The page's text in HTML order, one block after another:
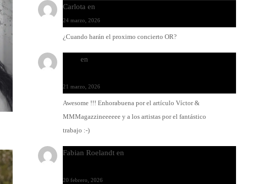
Carlota en
24 marzo, 2026
¿Cuando harán el proximo concierto OR?
en
21 marzo, 2026
Awesome !!! Enhorabuena por el artículo Víctor &
MMMagazzineeeeee y a los artistas por el fantástico
trabajo :-)
Fabian Roelandt en
20 febrero, 2026